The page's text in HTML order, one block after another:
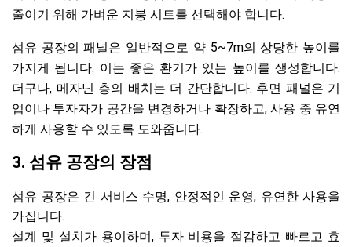
줄이기 위해 가벼운 지붕 시트를 선택해야 합니다.
섬유 공장의 패널은 일반적으로 약 5~7m의 상당한 높이를
가지게 됩니다. 이는 좋은 환기가 있는 높이를 생성합니다.
더구나, 메자닌 층의 배치는 더 간단합니다. 후면 패널은 기
업이나 투자자가 공간을 변경하거나 확장하고, 사용 중 유연
하게 사용할 수 있도록 도와줍니다.
3. 섬유 공장의 장점
섬유 공장은 긴 서비스 수명, 안정적인 운영, 유연한 사용을
가집니다.
설계 및 설치가 용이하며, 투자 비용을 절감하고 빠르고 효